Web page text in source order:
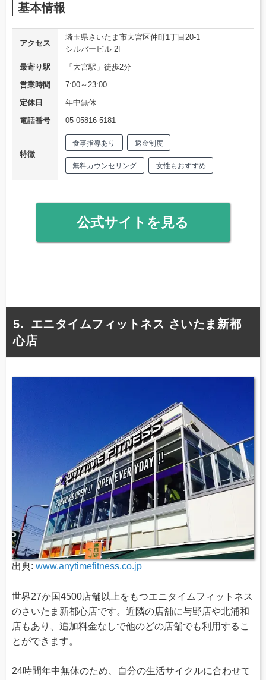
基本情報
アクセス
埼玉県さいたま市大宮区仲町1丁目20-1
シルバービル 2F
最寄り駅
「大宮駅」徒歩2分
営業時間
7:00～23:00
定休日
年中無休
電話番号
05-05816-5181
特徴
食事指導あり 返金制度
無料カウンセリング 女性もおすすめ
公式サイトを見る
エニタイムフィットネス さいたま新都
心店
出典: www.anytimefitness.co.jp
世界27か国4500店舗以上をもつエニタイムフィットネス
のさいたま新都心店です。近隣の店舗に与野店や北浦和
店もあり、追加料金なしで他のどの店舗でも利用するこ
とができます。
24時間年中無休のため、自分の生活サイクルに合わせて